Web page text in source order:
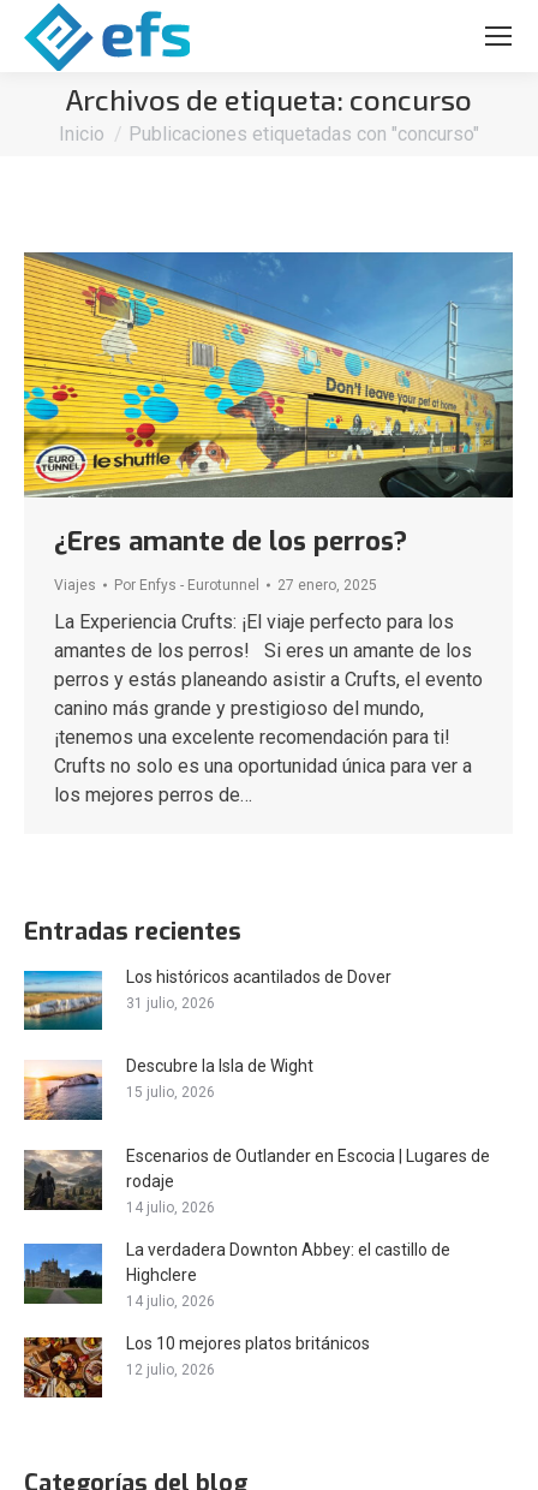
Archivos de etiqueta: concurso
Estás aquí:
Inicio Publicaciones etiquetadas con "concurso"
¿Eres amante de los perros?
Viajes Por Enfys - Eurotunnel 27 enero, 2025
La Experiencia Crufts: ¡El viaje perfecto para los
amantes de los perros! Si eres un amante de los
perros y estás planeando asistir a Crufts, el evento
canino más grande y prestigioso del mundo,
¡tenemos una excelente recomendación para ti!
Crufts no solo es una oportunidad única para ver a
los mejores perros de…
Entradas recientes
Los históricos acantilados de Dover
31 julio, 2026
Descubre la Isla de Wight
15 julio, 2026
Escenarios de Outlander en Escocia | Lugares de
rodaje
14 julio, 2026
La verdadera Downton Abbey: el castillo de
Highclere
14 julio, 2026
Los 10 mejores platos británicos
12 julio, 2026